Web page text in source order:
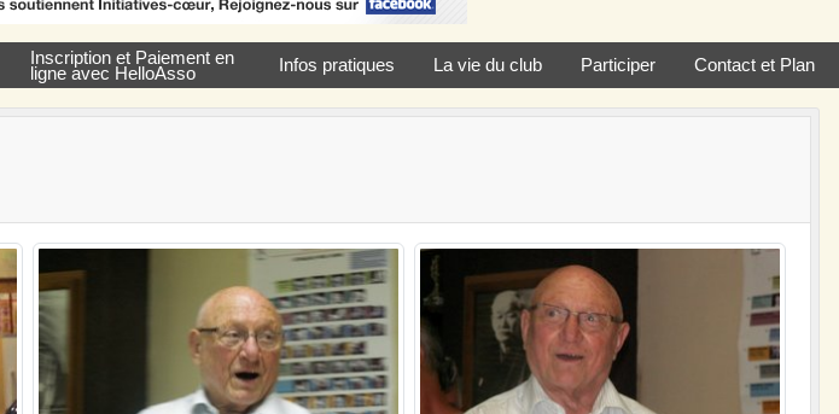
Inscription et Paiement en
ligne avec HelloAsso Infos pratiques La vie du club Participer Contact et Plan